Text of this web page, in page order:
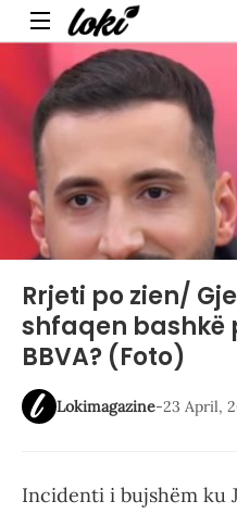
Menu
Rrjeti po zien/
shfaqen bashkë
BBVA? (Foto)
Lokimagazine-23 April,
Incidenti i bujshëm ku